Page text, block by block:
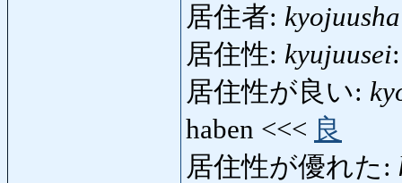
居住者: kyojuusha
居住性: kyujuusei
居住性が良い:
haben <<< 良
居住性が優れた: